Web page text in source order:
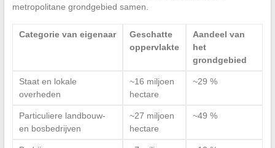
metropolitane grondgebied samen.
Categorie van eigenaar
Geschatte
oppervlakte
Aandeel van
het
grondgebied
Staat en lokale
overheden
~16 miljoen
hectare
~29 %
Particuliere landbouw-
en bosbedrijven
~27 miljoen
hectare
~49 %